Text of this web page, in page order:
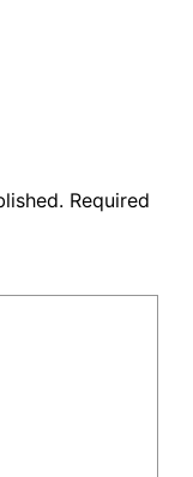
Required